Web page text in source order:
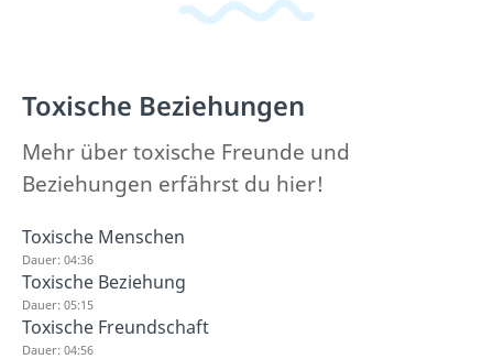
Toxische Beziehungen
Mehr über toxische Freunde und
Beziehungen erfährst du hier!
Toxische Menschen
Dauer: 04:36
Toxische Beziehung
Dauer: 05:15
Toxische Freundschaft
Dauer: 04:56